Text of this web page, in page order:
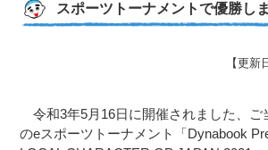
スポーツトーナメントで優勝し
【更新
令和3年5月16日に開催されました、ご
のeスポーツトーナメント「Dynabook